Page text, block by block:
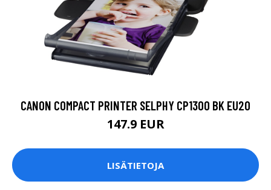
CANON COMPACT PRINTER SELPHY CP1300 BK EU20
147.9 EUR
LISÄTIETOJA